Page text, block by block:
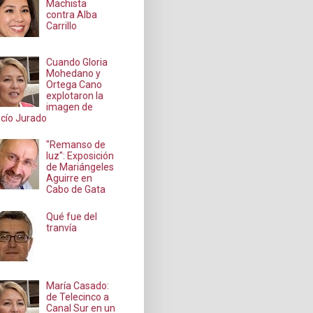
Machista
contra Alba
Carrillo
Cuando Gloria
Mohedano y
Ortega Cano
explotaron la
imagen de
Jurado
"Remanso de
luz": Exposición
de Mariángeles
Aguirre en
Cabo de Gata
Qué fue del
tranvía
María Casado:
de Telecinco a
Canal Sur en un